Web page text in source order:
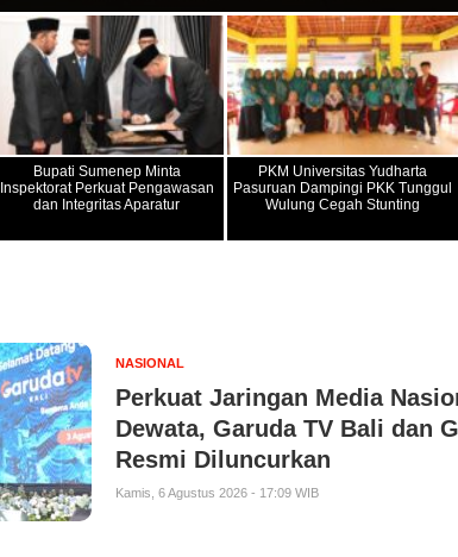
Bupati Sumenep Minta
Inspektorat Perkuat Pengawasan
dan Integritas Aparatur
PKM Universitas Yudharta
Pasuruan Dampingi PKK Tunggul
Wulung Cegah Stunting
NASIONAL
Perkuat Jaringan Media
Dewata, Garuda TV Bali dan
Resmi Diluncurkan
Kamis, 6 Agustus 2026 - 17:09 WIB